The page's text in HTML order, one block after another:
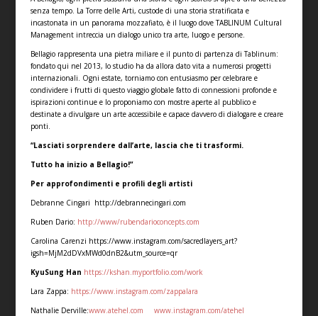
senza tempo. La Torre delle Arti, custode di una storia stratificata e
incastonata in un panorama mozzafiato, è il luogo dove TABLINUM Cultural
Management intreccia un dialogo unico tra arte, luogo e persone.
Bellagio rappresenta una pietra miliare e il punto di partenza di Tablinum:
fondato qui nel 2013, lo studio ha da allora dato vita a numerosi progetti
internazionali. Ogni estate, torniamo con entusiasmo per celebrare e
condividere i frutti di questo viaggio globale fatto di connessioni profonde e
ispirazioni continue e lo proponiamo con mostre aperte al pubblico e
destinate a divulgare un arte accessibile e capace davvero di dialogare e creare
ponti.
“Lasciati sorprendere dall’arte, lascia che ti trasformi.
Tutto ha inizio a Bellagio!”
Per approfondimenti e profili degli artisti
Debranne Cingari http://debrannecingari.com
Ruben Dario: http://www/rubendarioconcepts.com
Carolina Carenzi https://www.instagram.com/sacredlayers_art?
igsh=MjM2dDVxMWd0dnB2&utm_source=qr
KyuSung Han https://kshan.myportfolio.com/work
Lara Zappa: https://www.instagram.com/zappalara
Nathalie Derville:www.atehel.com
www.instagram.com/atehel